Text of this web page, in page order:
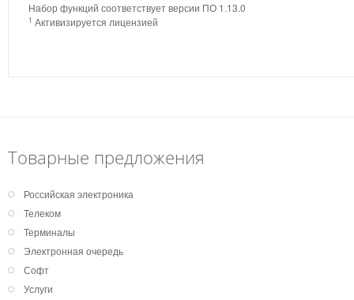
Набор функций соответствует версии ПО 1.13.0
1 Активизируется лицензией
Товарные предложения
Российская электроника
Телеком
Терминалы
Электронная очередь
Софт
Услуги